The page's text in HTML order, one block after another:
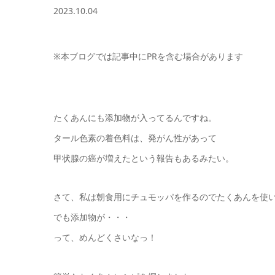
2023.10.04
※本ブログでは記事中にPRを含む場合があります
たくあんにも添加物が入ってるんですね。
タール色素の着色料は、発がん性があって
甲状腺の癌が増えたという報告もあるみたい。
さて、私は朝食用にチュモッパを作るのでたくあんを使
でも添加物が・・・
って、めんどくさいなっ！